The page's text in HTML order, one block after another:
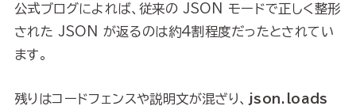
公式ブログによれば、従来の JSON モードで正しく整形
された JSON が返るのは約4割程度だったとされてい
ます。
残りはコードフェンスや説明文が混ざり、
json.loads